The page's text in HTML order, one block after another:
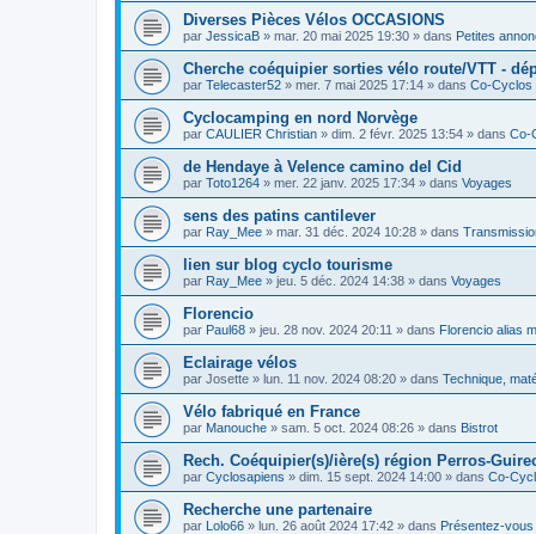
Diverses Pièces Vélos OCCASIONS
par JessicaB » mar. 20 mai 2025 19:30 » dans Petites
Cherche coéquipier sorties vélo route/VTT -
par Telecaster52 » mer. 7 mai 2025 17:14 » dans Co-Cyclos
Cyclocamping en nord Norvège
par CAULIER Christian » dim. 2 févr. 2025 13:54 » dans Co-
de Hendaye à Velence camino del Cid
par Toto1264 » mer. 22 janv. 2025 17:34 » dans Voyages
sens des patins cantilever
par Ray_Mee » mar. 31 déc. 2024 10:28 » dans
lien sur blog cyclo tourisme
par Ray_Mee » jeu. 5 déc. 2024 14:38 » dans Voyages
Florencio
par Paul68 » jeu. 28 nov. 2024 20:11 » dans Florencio alias
Eclairage vélos
par Josette » lun. 11 nov. 2024 08:20 » dans Technique,
Vélo fabriqué en France
par Manouche » sam. 5 oct. 2024 08:26 » dans Bistrot
Rech. Coéquipier(s)/ière(s) région Perros-
par Cyclosapiens » dim. 15 sept. 2024 14:00 » dans Co-
Recherche une partenaire
par Lolo66 » lun. 26 août 2024 17:42 » dans Présentez-vous